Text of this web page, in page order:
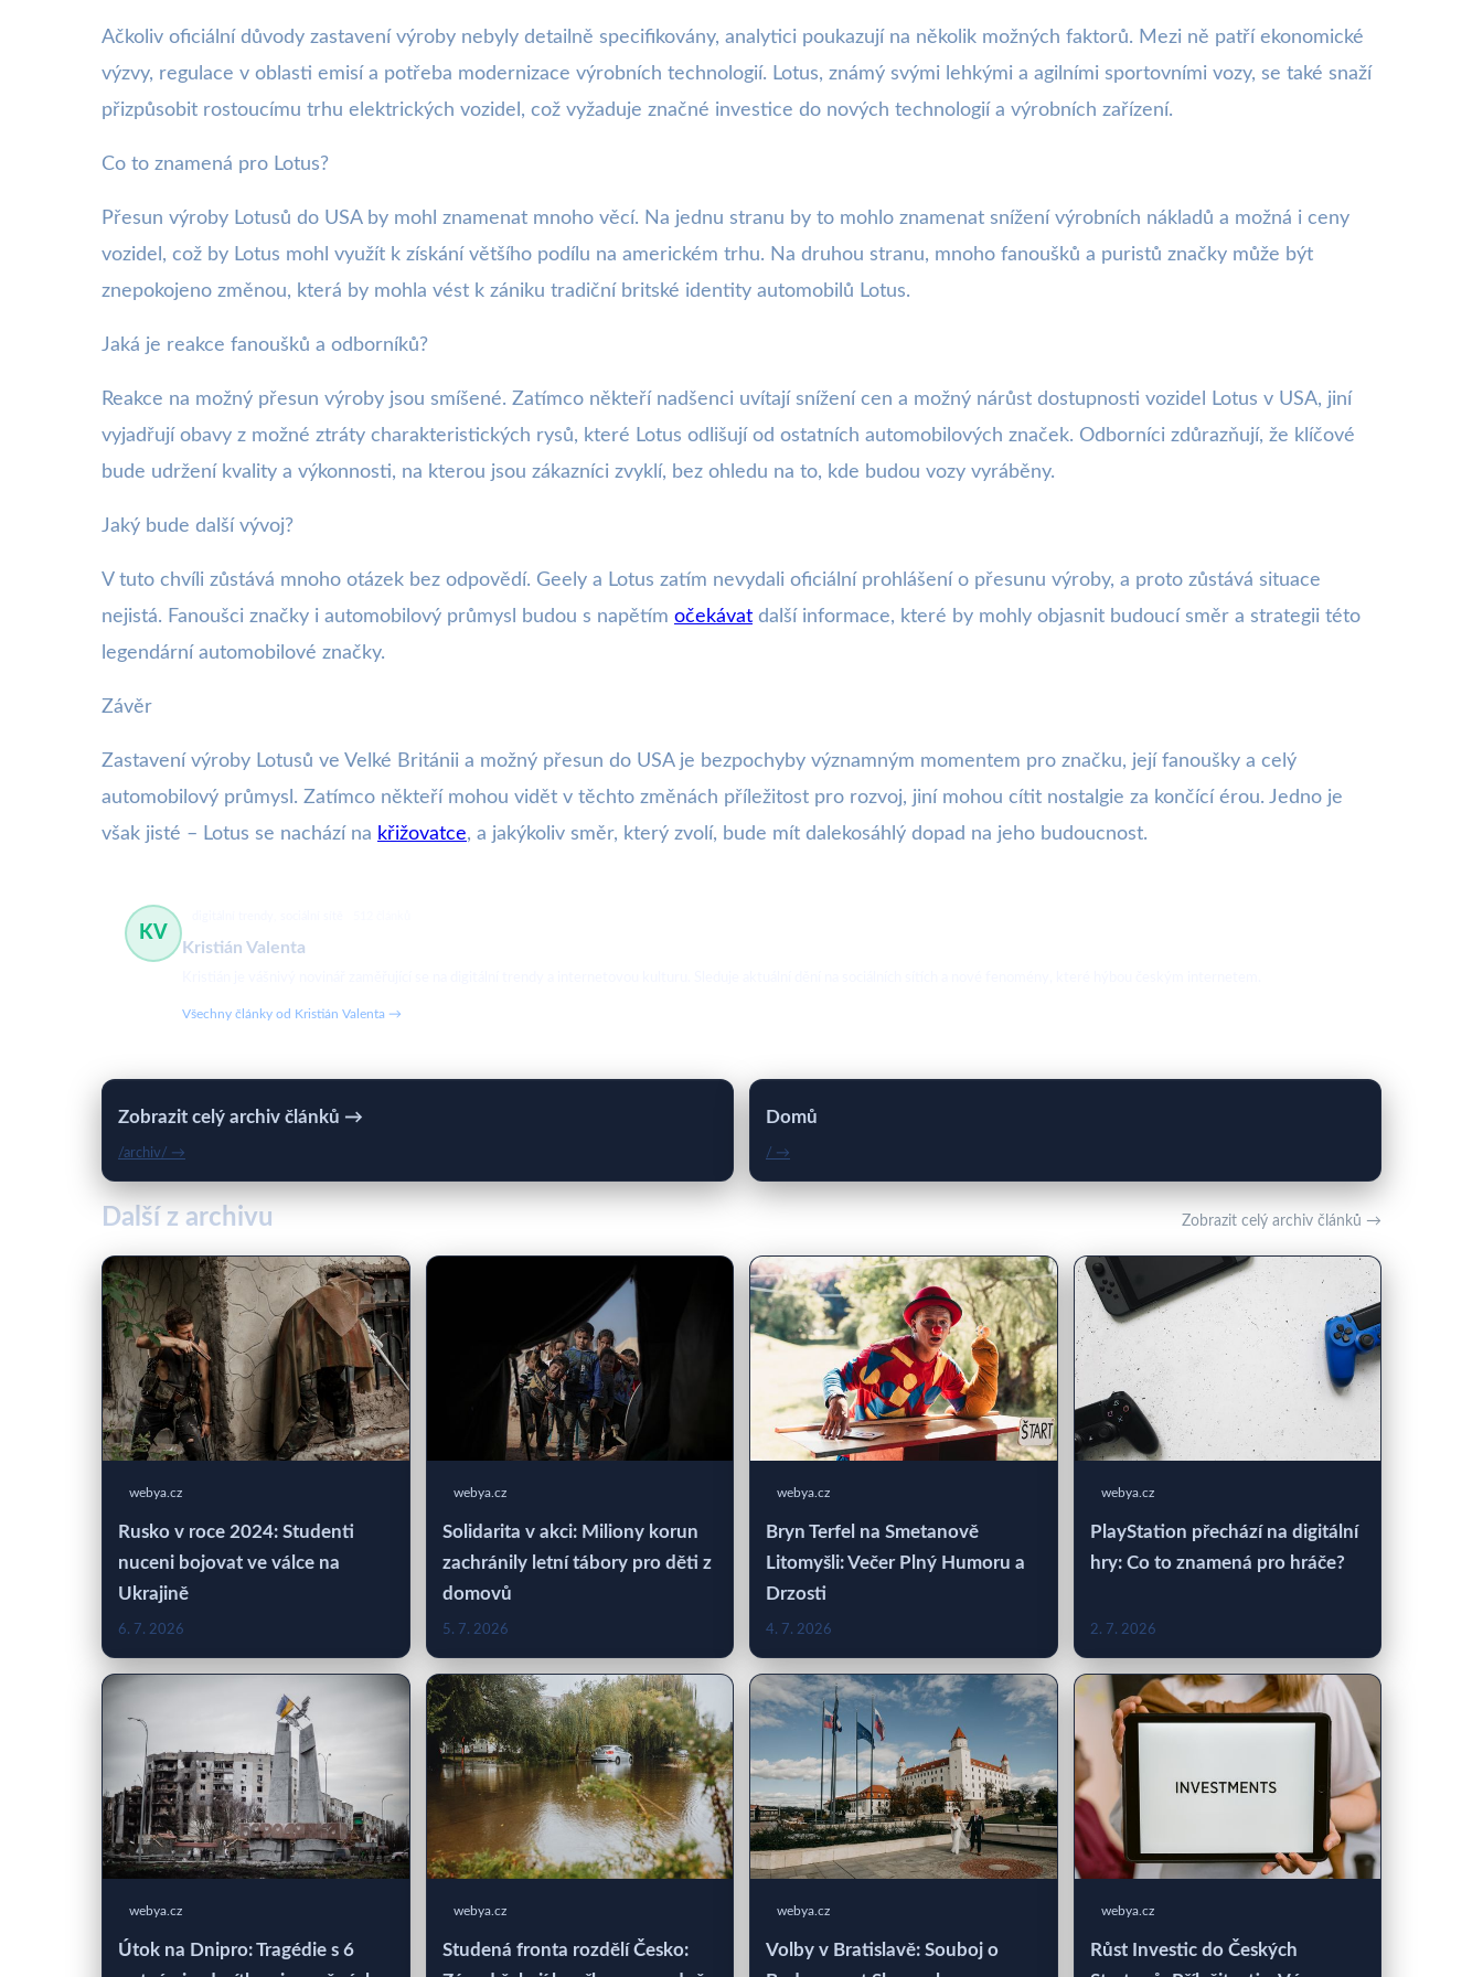
Ačkoliv oficiální důvody zastavení výroby nebyly detailně specifikovány, analytici poukazují na několik možných faktorů. Mezi ně patří ekonomické
výzvy, regulace v oblasti emisí a potřeba modernizace výrobních technologií. Lotus, známý svými lehkými a agilními sportovními vozy, se také snaží
přizpůsobit rostoucímu trhu elektrických vozidel, což vyžaduje značné investice do nových technologií a výrobních zařízení.
Co to znamená pro Lotus?
Přesun výroby Lotusů do USA by mohl znamenat mnoho věcí. Na jednu stranu by to mohlo znamenat snížení výrobních nákladů a možná i ceny
vozidel, což by Lotus mohl využít k získání většího podílu na americkém trhu. Na druhou stranu, mnoho fanoušků a puristů značky může být
znepokojeno změnou, která by mohla vést k zániku tradiční britské identity automobilů Lotus.
Jaká je reakce fanoušků a odborníků?
Reakce na možný přesun výroby jsou smíšené. Zatímco někteří nadšenci uvítají snížení cen a možný nárůst dostupnosti vozidel Lotus v USA, jiní
vyjadřují obavy z možné ztráty charakteristických rysů, které Lotus odlišují od ostatních automobilových značek. Odborníci zdůrazňují, že klíčové
bude udržení kvality a výkonnosti, na kterou jsou zákazníci zvyklí, bez ohledu na to, kde budou vozy vyráběny.
Jaký bude další vývoj?
V tuto chvíli zůstává mnoho otázek bez odpovědí. Geely a Lotus zatím nevydali oficiální prohlášení o přesunu výroby, a proto zůstává situace
nejistá. Fanoušci značky i automobilový průmysl budou s napětím očekávat další informace, které by mohly objasnit budoucí směr a strategii této
legendární automobilové značky.
Závěr
Zastavení výroby Lotusů ve Velké Británii a možný přesun do USA je bezpochyby významným momentem pro značku, její fanoušky a celý
automobilový průmysl. Zatímco někteří mohou vidět v těchto změnách příležitost pro rozvoj, jiní mohou cítit nostalgie za končící érou. Jedno je
však jisté – Lotus se nachází na křižovatce, a jakýkoliv směr, který zvolí, bude mít dalekosáhlý dopad na jeho budoucnost.
KV
Kristián Valenta
Všechny články od Kristián Valenta →
Zobrazit celý archiv článků →
/archiv/ →
Domů
/ →
Další z archivu Zobrazit celý archiv článků →
webya.cz
Rusko v roce 2024: Studenti
nuceni bojovat ve válce na
Ukrajině
6. 7. 2026
webya.cz
Solidarita v akci: Miliony korun
zachránily letní tábory pro děti z
domovů
5. 7. 2026
webya.cz
Bryn Terfel na Smetanově
Litomyšli: Večer Plný Humoru a
Drzosti
4. 7. 2026
webya.cz
PlayStation přechází na digitální
hry: Co to znamená pro hráče?
2. 7. 2026
webya.cz
Útok na Dnipro: Tragédie s 6
webya.cz
Studená fronta rozdělí Česko:
webya.cz
Volby v Bratislavě: Souboj o
webya.cz
Růst Investic do Českých